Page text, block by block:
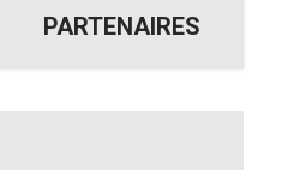
PARTENAIRES